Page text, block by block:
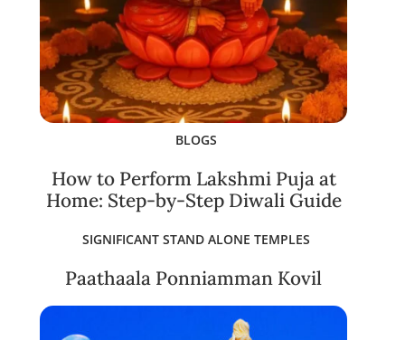
BLOGS
How to Perform Lakshmi Puja at
Home: Step-by-Step Diwali Guide
SIGNIFICANT STAND ALONE TEMPLES
Paathaala Ponniamman Kovil